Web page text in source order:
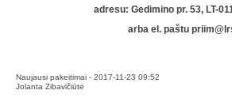
adresu: Gedimino pr. 53, LT-
arba el. paštu
Naujausi pakeitimai - 2017-11-23 09:52
Jolanta Zibavičiūtė